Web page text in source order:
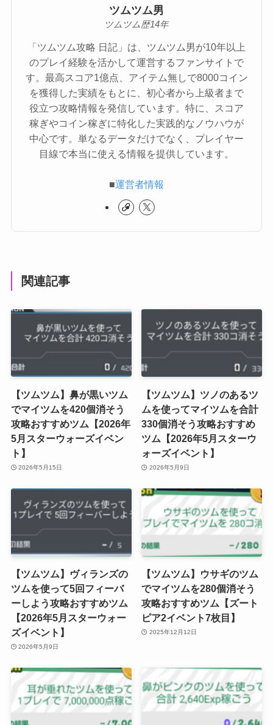
ツムツム男
ツムツム歴14年
「ツムツム攻略 日記」は、ツムツム男が10年以上
のプレイ経験を活かして運営するファンサイトで
す。最高スコア1億点、アイテム無しで8000コイン
を獲得した実績をもとに、初心者から上級者まで
役立つ攻略情報を発信しています。特に、スコア
稼ぎやコイン稼ぎに特化した実践的なノウハウが
中心です。単なるデータだけでなく、プレイヤー
目線で本当に使える情報を提供しています。
■運営者情報
関連記事
【ツムツム】鼻が黒いツム
でマイツムを420個消そう
攻略おすすめツム【2026年
5月スターウォーズイベン
ト】
2026年5月15日
【ツムツム】ツノのあるツ
ムを使ってマイツムを合計
330個消そう攻略おすすめ
ツム【2026年5月スターウ
ォーズイベント】
2026年5月9日
【ツムツム】ヴィランズの
ツムを使って5回フィーバ
ーしよう攻略おすすめツム
【2026年5月スターウォー
ズイベント】
2026年5月9日
【ツムツム】ウサギのツム
でマイツムを280個消そう
攻略おすすめツム【ズート
ピア2イベント7枚目】
2025年12月12日